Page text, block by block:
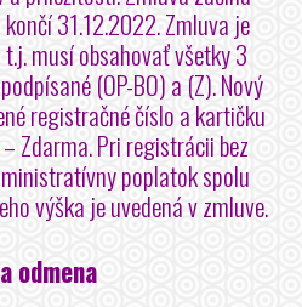
31.12.2022. Zmluva je
musí obsahovať všetky 3
(OP-BO) a (Z). Nový
registračné číslo a kartičku
Zdarma. Pri registrácii bez
poplatok spolu
výška je uvedená v zmluve.
odmena